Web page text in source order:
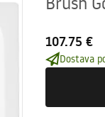
107.75 €
Dostava